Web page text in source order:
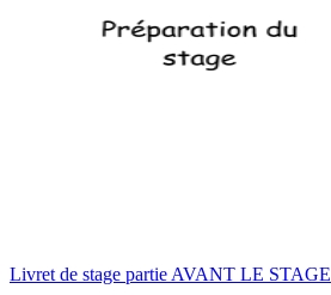
Livret de stage partie AVANT LE STAGE